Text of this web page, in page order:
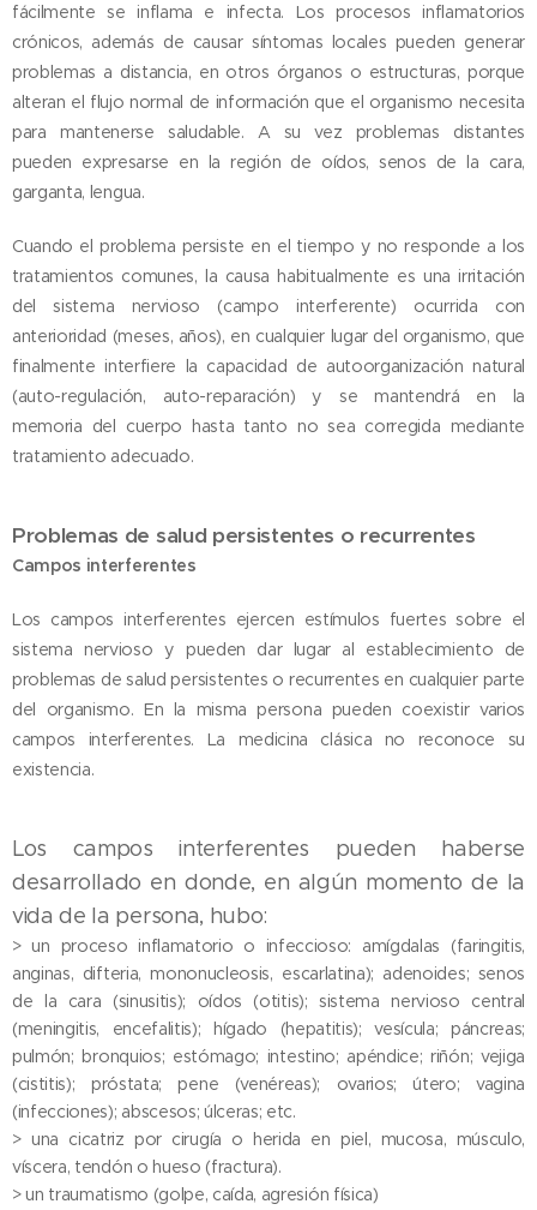
fácilmente se inflama e infecta. Los procesos inflamatorios
crónicos, además de causar síntomas locales pueden generar
problemas a distancia, en otros órganos o estructuras, porque
alteran el flujo normal de información que el organismo necesita
para mantenerse saludable. A su vez problemas distantes
pueden expresarse en la región de oídos, senos de la cara,
garganta, lengua.
Cuando el problema persiste en el tiempo y no responde a los
tratamientos comunes, la causa habitualmente es una irritación
del sistema nervioso (campo interferente) ocurrida con
anterioridad (meses, años), en cualquier lugar del organismo, que
finalmente interfiere la capacidad de autoorganización natural
(auto-regulación, auto-reparación) y se mantendrá en la
memoria del cuerpo hasta tanto no sea corregida mediante
tratamiento adecuado.
Problemas de salud persistentes o recurrentes
Campos interferentes
Los campos interferentes ejercen estímulos fuertes sobre el
sistema nervioso y pueden dar lugar al establecimiento de
problemas de salud persistentes o recurrentes en cualquier parte
del organismo. En la misma persona pueden coexistir varios
campos interferentes. La medicina clásica no reconoce su
existencia.
Los campos interferentes pueden haberse
desarrollado en donde, en algún momento de la
vida de la persona, hubo:
> un proceso inflamatorio o infeccioso: amígdalas (faringitis,
anginas, difteria, mononucleosis, escarlatina); adenoides; senos
de la cara (sinusitis); oídos (otitis); sistema nervioso central
(meningitis, encefalitis); hígado (hepatitis); vesícula; páncreas;
pulmón; bronquios; estómago; intestino; apéndice; riñón; vejiga
(cistitis); próstata; pene (venéreas); ovarios; útero; vagina
(infecciones); abscesos; úlceras; etc.
> una cicatriz por cirugía o herida en piel, mucosa, músculo,
víscera, tendón o hueso (fractura).
> un traumatismo (golpe, caída, agresión física)